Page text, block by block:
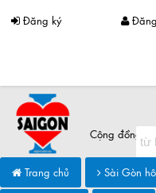
Đăng ký
Cộng đồng
Trang chủ Sài Gòn